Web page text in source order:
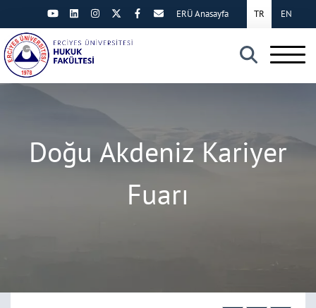
×
TR EN
ERÜ Anasayfa
Doğu Akdeniz Kariyer
Fuarı